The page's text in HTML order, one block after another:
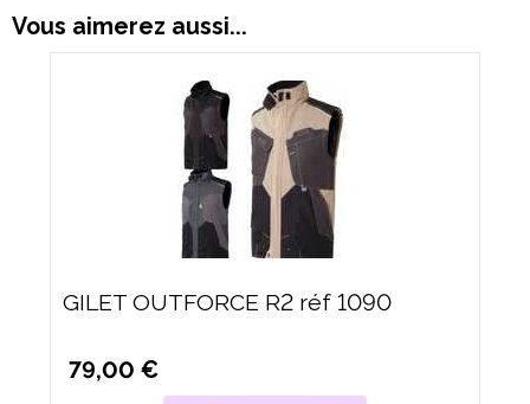
Vous aimerez aussi...
GILET OUTFORCE R2 réf 1090
79,00 €